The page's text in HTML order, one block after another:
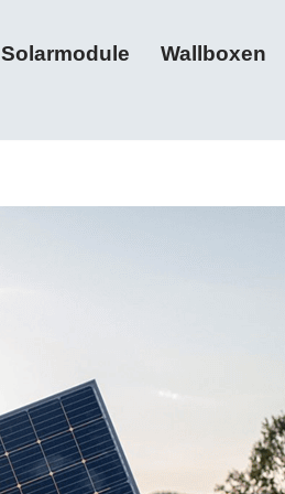
Solarmodule Wallboxen